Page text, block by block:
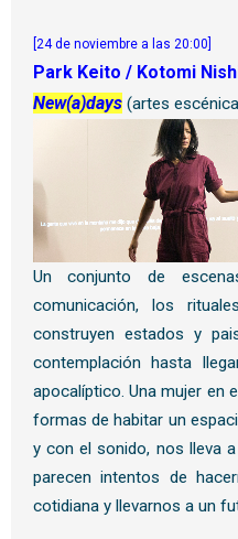
[24 de noviembre a las 20:00]
Park Keito / Kotomi
New(a)days(artes
Un conjunto de
comunicación, los
construyen estados y
contemplación hasta
apocalíptico. Una mujer en
formas de habitar un
y con el sonido, nos lleva
parecen intentos de
cotidiana y llevarnos a un